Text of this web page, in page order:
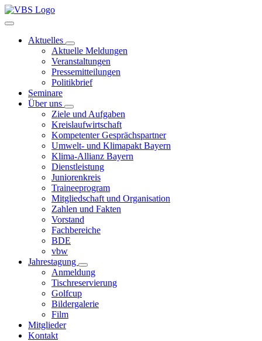
Aktuelles
Aktuelle Meldungen
Veranstaltungen
Pressemitteilungen
Politikbrief
Seminare
Über uns
Ziele und Aufgaben
Kreislaufwirtschaft
Kompetenter Gesprächspartner
Umwelt- und Klimapakt Bayern
Klima-Allianz Bayern
Dienstleistung
Juniorenkreis
Traineeprogram
Mitgliedschaft und Organisation
Zahlen und Fakten
Vorstand
Fachbereiche
BDE
vbw
Jahrestagung
Anmeldung
Tischreservierung
Golfcup
Bildergalerie
Film
Mitglieder
Kontakt